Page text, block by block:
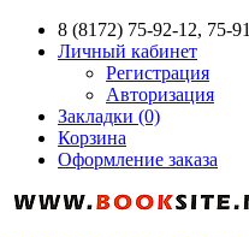
8 (8172) 75-92-12, 75-
Личный кабинет
Регистрация
Авторизация
Закладки (0)
Корзина
Оформление заказа